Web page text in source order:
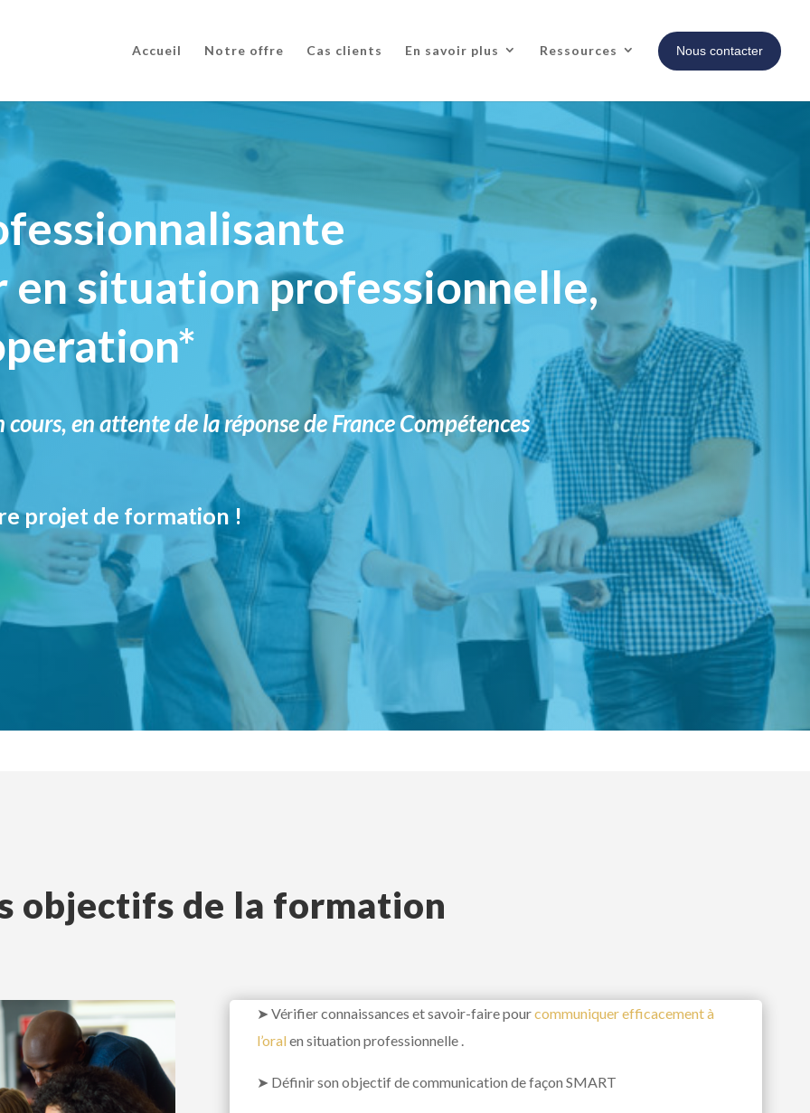
Accueil Notre offre Cas clients En savoir plus Ressources Nous contacter
en situation professionnelle,
en attente de la réponse de France Compétences
projet de formation !
objectifs de la formation
➤ Vérifier connaissances et savoir-faire pourcommuniquer efficacement à
l’oral en situation professionnelle .
➤ Définir son objectif de communication de façon SMART